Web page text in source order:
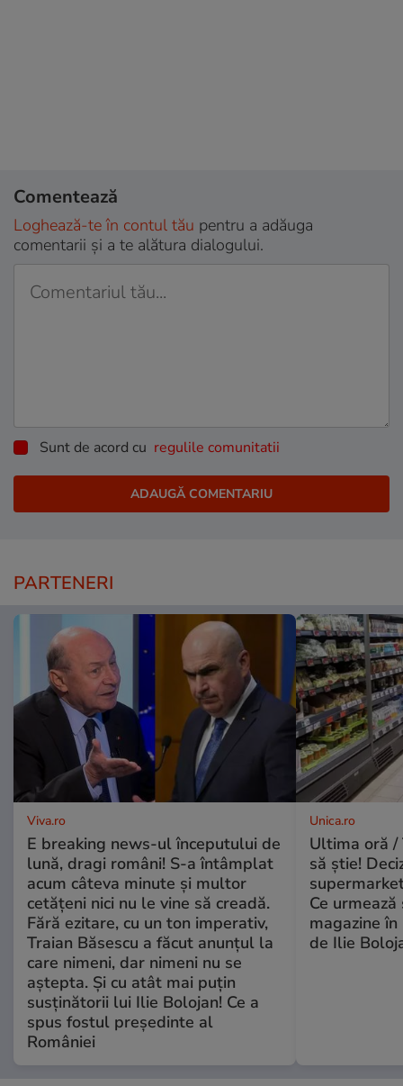
Comentează
Loghează-te în contul tău pentru a adăuga
comentarii și a te alătura dialogului.
Sunt de acord cu regulile comunitatii
PARTENERI
Viva.ro
E breaking news-ul începutului de
lună, dragi români! S-a întâmplat
acum câteva minute și multor
cetățeni nici nu le vine să creadă.
Fără ezitare, cu un ton imperativ,
Traian Băsescu a făcut anunțul la
care nimeni, dar nimeni nu se
aștepta. Și cu atât mai puțin
susținătorii lui Ilie Bolojan! Ce a
spus fostul președinte al
României
Unica.ro
Ultima oră /
să știe!
Ce
magazine
de Ilie